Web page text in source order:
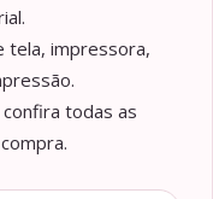
tela, impressora,
todas as